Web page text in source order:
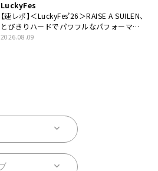
LuckyFes
【速レポ】＜LuckyFes’26＞RAISE A SUILEN、
とびきりハードでパワフルなパフォーマン
ス「一緒に踊っていただけますか？」
2026.08.09